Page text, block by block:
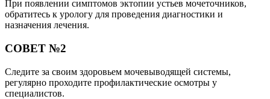
При появлении симптомов эктопии устьев мочеточников,
обратитесь к урологу для проведения диагностики и
назначения лечения.
СОВЕТ №2
Следите за своим здоровьем мочевыводящей системы,
регулярно проходите профилактические осмотры у
специалистов.